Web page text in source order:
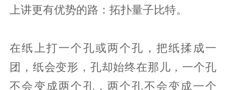
上讲更有优势的路：拓扑量子比特。
在纸上打一个孔或两个孔，把纸揉成一
团，纸会变形，孔却始终在那儿，一个孔
不会变成两个孔，两个孔不会变成一个